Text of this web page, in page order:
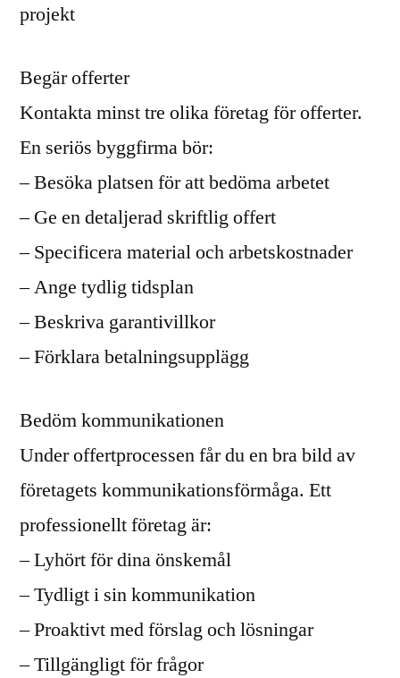
projekt
Begär offerter
Kontakta minst tre olika företag för offerter.
En seriös byggfirma bör:
– Besöka platsen för att bedöma arbetet
– Ge en detaljerad skriftlig offert
– Specificera material och arbetskostnader
– Ange tydlig tidsplan
– Beskriva garantivillkor
– Förklara betalningsupplägg
Bedöm kommunikationen
Under offertprocessen får du en bra bild av
företagets kommunikationsförmåga. Ett
professionellt företag är:
– Lyhört för dina önskemål
– Tydligt i sin kommunikation
– Proaktivt med förslag och lösningar
– Tillgängligt för frågor